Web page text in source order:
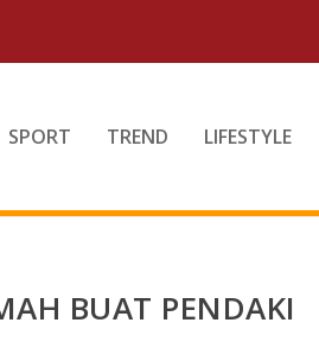
SPORT TREND LIFESTYLE
BUAT PENDAKI